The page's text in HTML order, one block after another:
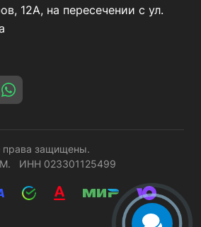
12А, на пересечении с ул.
защищены.
ИНН 023301125499